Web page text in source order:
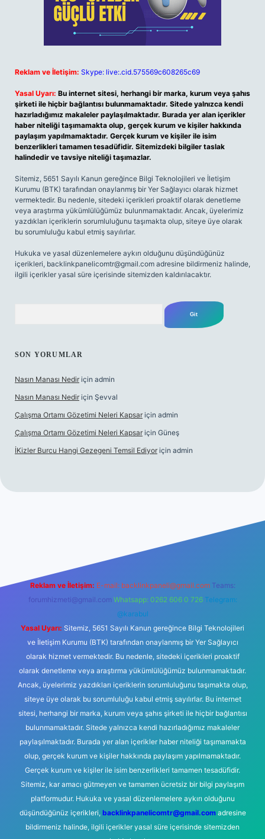
Reklam ve İletişim: Skype: live:.cid.575569c608265c69
Yasal Uyarı: Bu internet sitesi, herhangi bir marka, kurum veya şahıs
şirketi ile hiçbir bağlantısı bulunmamaktadır. Sitede yalnızca kendi
hazırladığımız makaleler paylaşılmaktadır. Burada yer alan içerikler
haber niteliği taşımamakta olup, gerçek kurum ve kişiler hakkında
paylaşım yapılmamaktadır. Gerçek kurum ve kişiler ile isim
benzerlikleri tamamen tesadüfidir. Sitemizdeki bilgiler taslak
halindedir ve tavsiye niteliği taşımazlar.
Sitemiz, 5651 Sayılı Kanun gereğince Bilgi Teknolojileri ve İletişim
Kurumu (BTK) tarafından onaylanmış bir Yer Sağlayıcı olarak hizmet
vermektedir. Bu nedenle, sitedeki içerikleri proaktif olarak denetleme
veya araştırma yükümlülüğümüz bulunmamaktadır. Ancak, üyelerimiz
yazdıkları içeriklerin sorumluluğunu taşımakta olup, siteye üye olarak
bu sorumluluğu kabul etmiş sayılırlar.
Hukuka ve yasal düzenlemelere aykırı olduğunu düşündüğünüz
içerikleri, backlinkpanelicomtr@gmail.com adresine bildirmeniz halinde,
ilgili içerikler yasal süre içerisinde sitemizden kaldırılacaktır.
SON YORUMLAR
Nasın Manası Nedir için admin
Nasın Manası Nedir için Şevval
Çalışma Ortamı Gözetimi Neleri Kapsar için admin
Çalışma Ortamı Gözetimi Neleri Kapsar için Güneş
İKizler Burcu Hangi Gezegeni Temsil Ediyor için admin
Reklam ve İletişim: E-mail: backlinkpaneli@gmail.com Teams:
forumhizmeti@gmail.com Whatsapp: 0262 606 0 726 Telegram:
@karabul
Yasal Uyarı: Sitemiz, 5651 Sayılı Kanun gereğince Bilgi Teknolojileri
ve İletişim Kurumu (BTK) tarafından onaylanmış bir Yer Sağlayıcı
olarak hizmet vermektedir. Bu nedenle, sitedeki içerikleri proaktif
olarak denetleme veya araştırma yükümlülüğümüz bulunmamaktadır.
Ancak, üyelerimiz yazdıkları içeriklerin sorumluluğunu taşımakta olup,
siteye üye olarak bu sorumluluğu kabul etmiş sayılırlar. Bu internet
sitesi, herhangi bir marka, kurum veya şahıs şirketi ile hiçbir bağlantısı
bulunmamaktadır. Sitede yalnızca kendi hazırladığımız makaleler
paylaşılmaktadır. Burada yer alan içerikler haber niteliği taşımamakta
olup, gerçek kurum ve kişiler hakkında paylaşım yapılmamaktadır.
Gerçek kurum ve kişiler ile isim benzerlikleri tamamen tesadüfidir.
Sitemiz, kar amacı gütmeyen ve tamamen ücretsiz bir bilgi paylaşım
platformudur. Hukuka ve yasal düzenlemelere aykırı olduğunu
düşündüğünüz içerikleri, backlinkpanelicomtr@gmail.comadresine
bildirmeniz halinde, ilgili içerikler yasal süre içerisinde sitemizden